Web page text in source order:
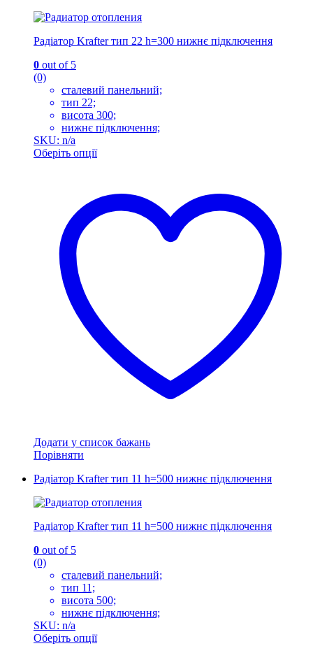
Радіатор Krafter тип 22 h=300 нижнє підключення
0 out of 5
(0)
сталевий панельний;
тип 22;
висота 300;
нижнє підключення;
SKU: n/a
Оберіть опції
варіантів.
Параметри
можна
вибрати
сторінці
товару
Додати у список бажань
Порівняти
Радіатор Krafter тип 11 h=500 нижнє підключення
Радіатор Krafter тип 11 h=500 нижнє підключення
0 out of 5
(0)
сталевий панельний;
тип 11;
висота 500;
нижнє підключення;
SKU: n/a
Оберіть опції